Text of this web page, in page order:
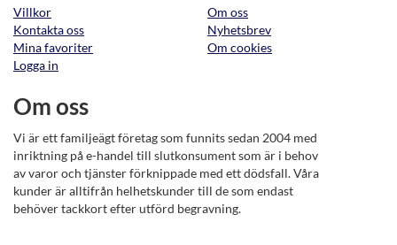
Villkor
Kontakta oss
Mina favoriter
Logga in
Om oss
Nyhetsbrev
Om cookies
Om oss
Vi är ett familjeägt företag som funnits sedan 2004 med
inriktning på e-handel till slutkonsument som är i behov
av varor och tjänster förknippade med ett dödsfall. Våra
kunder är alltifrån helhetskunder till de som endast
behöver tackkort efter utförd begravning.